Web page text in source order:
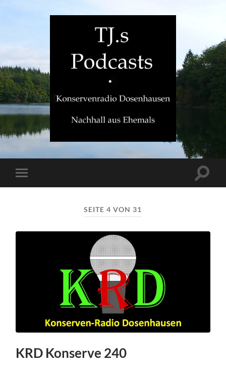
TJ.s
Podcasts
Mobile-
Menü
SEITE 4 VON 31
KRD Konserve 240